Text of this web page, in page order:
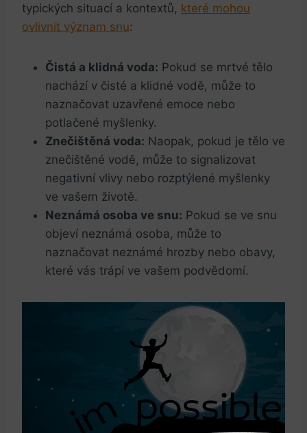
typických situací a kontextů, které mohou
ovlivnit význam snu:
Čistá a klidná voda: Pokud se mrtvé tělo
nachází v čisté a klidné vodě, může to
naznačovat uzavřené emoce nebo
potlačené myšlenky.
Znečištěná voda: Naopak, pokud je tělo ve
znečištěné vodě, může to signalizovat
negativní vlivy nebo rozptýlené myšlenky
ve vašem životě.
Neznámá osoba ve snu: Pokud se ve snu
objeví neznámá osoba, může to
naznačovat neznámé hrozby nebo obavy,
které vás trápí ve vašem podvědomí.